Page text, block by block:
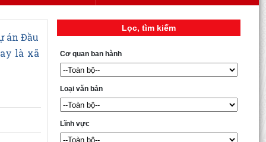
án Đầu
là xã
Lọc, tìm kiếm
Cơ quan ban hành
Loại văn bản
Lĩnh vực